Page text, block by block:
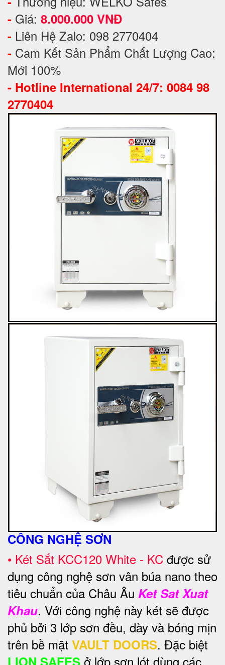
- Giá: 8.000.000 VNĐ
- Liên Hệ Zalo: 098 2770404
- Cam Kết Sản Phẩm Chất Lượng Cao:
Mới 100%
- Hotline International 24/7: 0084 98
2770404
CÔNG NGHỆ SƠN
• Két Sắt KCC120 White - KC được sử
dụng công nghệ sơn vân búa nano theo
tiêu chuẩn của Châu Âu Ket Sat Xuat
Khau. Với công nghệ này két sẽ được
phủ bởi 3 lớp sơn đều, dày và bóng mịn
trên bề mặt VAULT DOORS. Đặc biệt
LION SAFES ở lớp sơn lót dùng các